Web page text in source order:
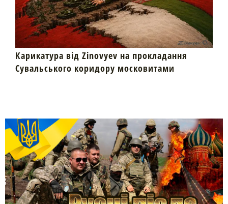
Карикатура від Zinovyev на прокладання
Сувальського коридору московитами